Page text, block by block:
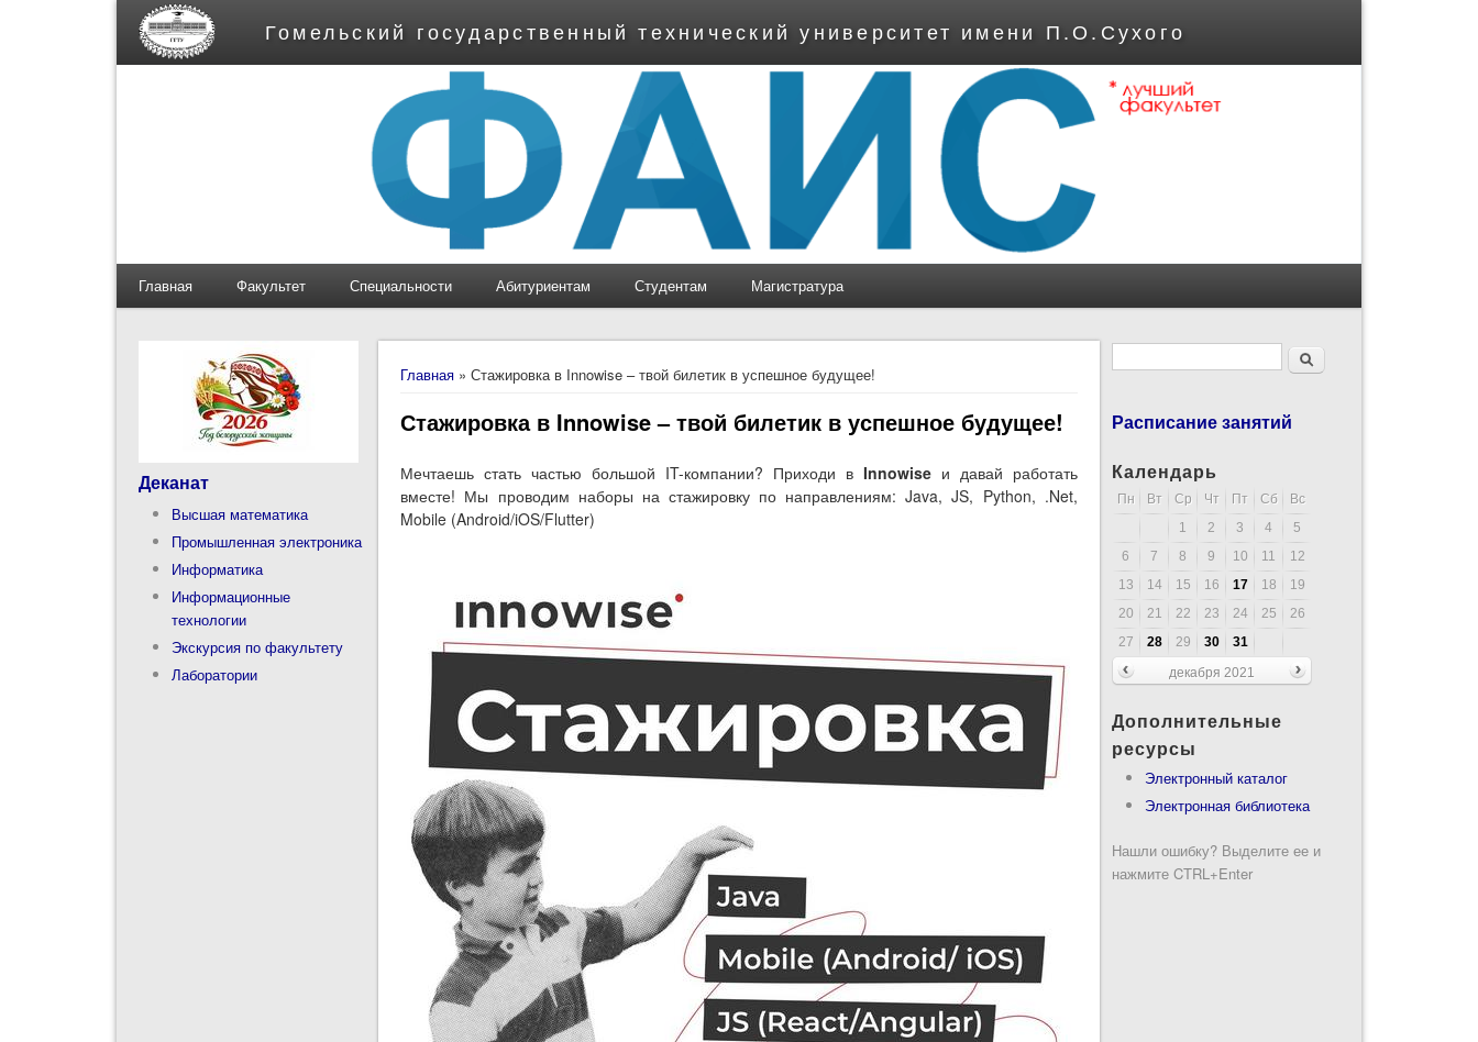
Гомельский государственный технический университет имени П.О.Сухого
Главная Факультет Специальности Абитуриентам Студентам Магистратура
Вы здесь
Главная » Стажировка в Innowise – твой билетик в успешное будущее!
Стажировка в Innowise – твой билетик в успешное будущее!
Мечтаешь стать частью большой IT-компании? Приходи в Innowiseи давай работать
вместе! Мы проводим наборы на стажировку по направлениям: Java, JS, Python, .Net,
Mobile (Android/iOS/Flutter)
Деканат
Высшая математика
Промышленная электроника
Информатика
Информационные
технологии
Экскурсия по факультету
Лаборатории
Форма поискаПоиск
Расписание занятий
Календарь
Пн Вт Ср Чт Пт Сб
Вс
1
2 3 4
5
6
7 8 9 10 11
12
13
14 15 16 17 18
19
20
21 22 23 24 25
26
27
28 29 30
31
декабря 2021
Дополнительные
ресурсы
Электронный каталог
Электронная библиотека
Нашли ошибку? Выделите ее и
нажмите CTRL+Enter